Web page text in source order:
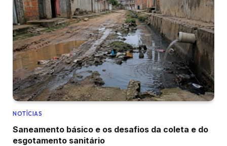
NOTÍCIAS
Saneamento básico e os desafios da coleta e do
esgotamento sanitário